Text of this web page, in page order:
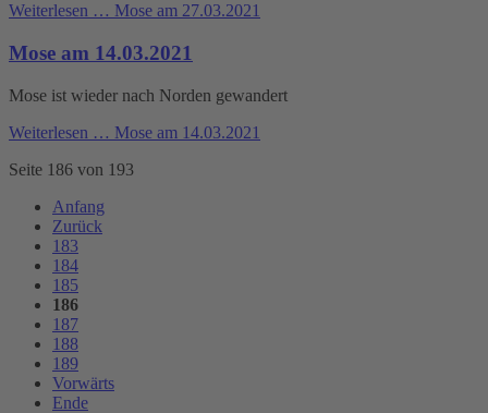
Weiterlesen … Mose am 27.03.2021
Mose am 14.03.2021
Mose ist wieder nach Norden gewandert
Weiterlesen … Mose am 14.03.2021
Seite 186 von 193
Anfang
Zurück
183
184
185
186
187
188
189
Vorwärts
Ende